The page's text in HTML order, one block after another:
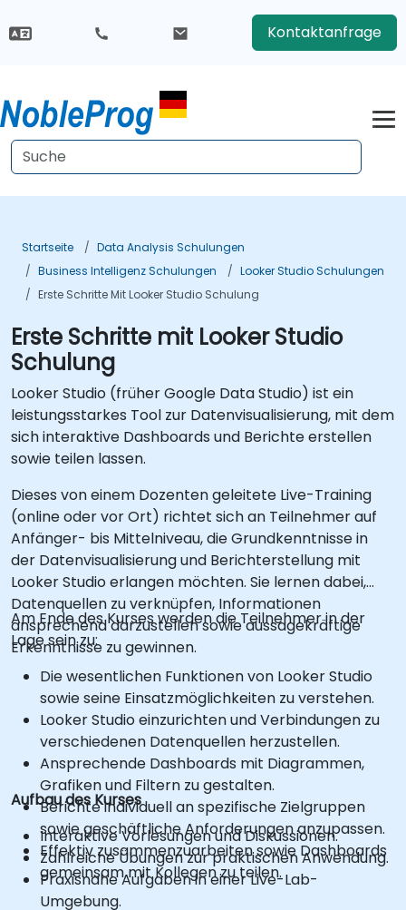
Kontaktanfrage
Startseite
Data Analysis Schulungen
Business Intelligenz Schulungen
Looker Studio Schulungen
Erste Schritte Mit Looker Studio Schulung
Erste Schritte mit Looker Studio
Schulung
Looker Studio (früher Google Data Studio) ist ein
leistungsstarkes Tool zur Datenvisualisierung, mit dem
sich interaktive Dashboards und Berichte erstellen
sowie teilen lassen.
Dieses von einem Dozenten geleitete Live-Training
(online oder vor Ort) richtet sich an Teilnehmer auf
Anfänger- bis Mittelniveau, die Grundkenntnisse in
der Datenvisualisierung und Berichterstellung mit
Looker Studio erlangen möchten. Sie lernen dabei,
Datenquellen zu verknüpfen, Informationen
ansprechend darzustellen sowie aussagekräftige
Erkenntnisse zu gewinnen.
Am Ende des Kurses werden die Teilnehmer in der
Lage sein zu:
Die wesentlichen Funktionen von Looker Studio
sowie seine Einsatzmöglichkeiten zu verstehen.
Looker Studio einzurichten und Verbindungen zu
verschiedenen Datenquellen herzustellen.
Ansprechende Dashboards mit Diagrammen,
Grafiken und Filtern zu gestalten.
Berichte individuell an spezifische Zielgruppen
sowie geschäftliche Anforderungen anzupassen.
Effektiv zusammenzuarbeiten sowie Dashboards
gemeinsam mit Kollegen zu teilen.
Aufbau des Kurses
Interaktive Vorlesungen und Diskussionen.
Zahlreiche Übungen zur praktischen Anwendung.
Praxisnahe Aufgaben in einer Live-Lab-
Umgebung.